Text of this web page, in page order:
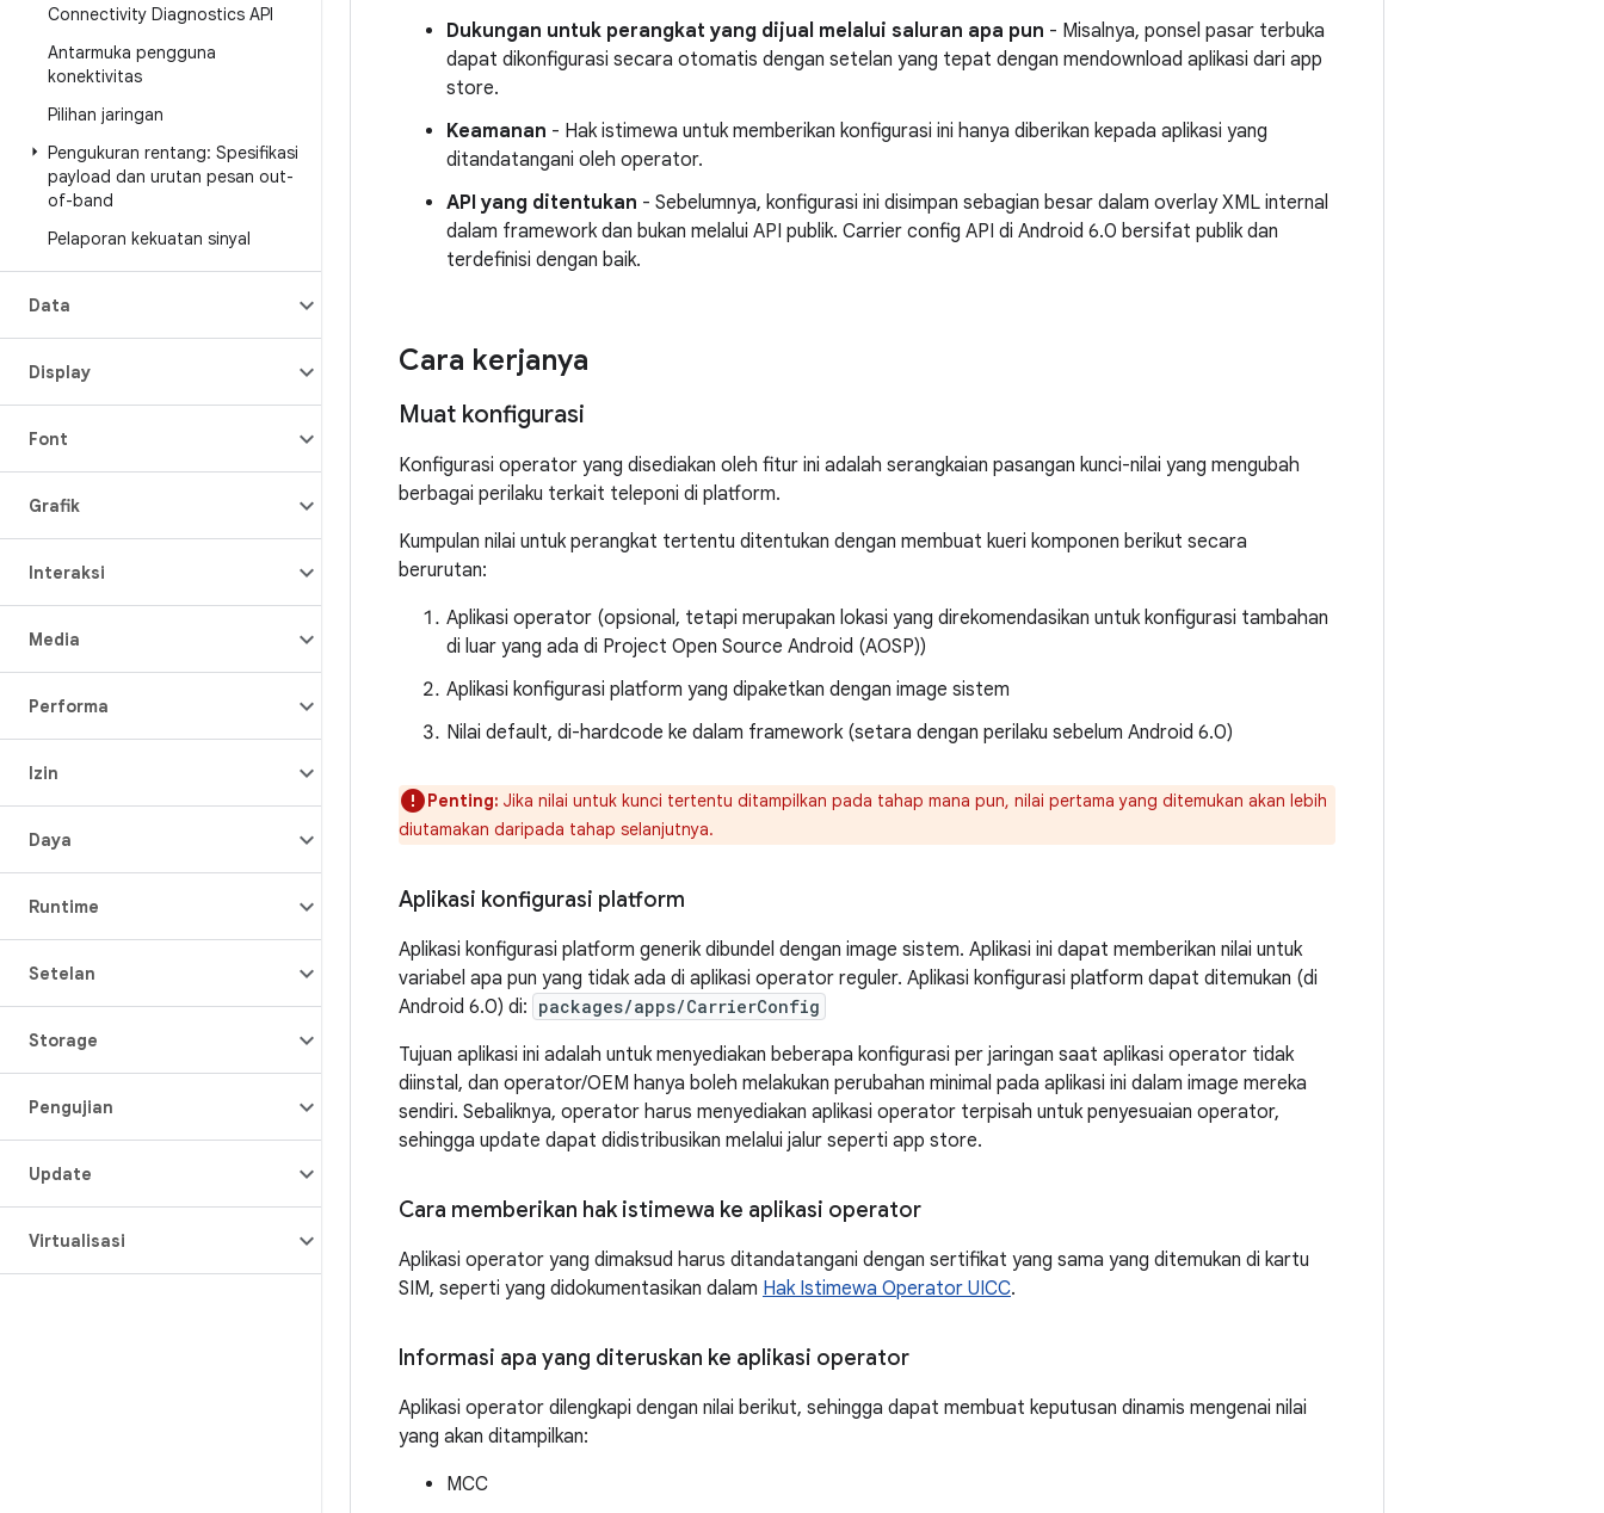
Connectivity Diagnostics API
Antarmuka pengguna
konektivitas
Pilihan jaringan
Pengukuran rentang: Spesifikasi
payload dan urutan pesan out-
of-band
Pelaporan kekuatan sinyal
Data
Display
Font
Grafik
Interaksi
Media
Performa
Izin
Daya
Runtime
Setelan
Storage
Pengujian
Update
Virtualisasi
Dukungan untuk perangkat yang dijual melalui saluran apa pun - Misalnya, ponsel pasar terbuka
dapat dikonfigurasi secara otomatis dengan setelan yang tepat dengan mendownload aplikasi dari app
store.
Keamanan - Hak istimewa untuk memberikan konfigurasi ini hanya diberikan kepada aplikasi yang
ditandatangani oleh operator.
API yang ditentukan - Sebelumnya, konfigurasi ini disimpan sebagian besar dalam overlay XML internal
dalam framework dan bukan melalui API publik. Carrier config API di Android 6.0 bersifat publik dan
terdefinisi dengan baik.
Cara kerjanya
Muat konfigurasi
Konfigurasi operator yang disediakan oleh fitur ini adalah serangkaian pasangan kunci-nilai yang mengubah
berbagai perilaku terkait teleponi di platform.
Kumpulan nilai untuk perangkat tertentu ditentukan dengan membuat kueri komponen berikut secara
berurutan:
Aplikasi operator (opsional, tetapi merupakan lokasi yang direkomendasikan untuk konfigurasi tambahan
di luar yang ada di Project Open Source Android (AOSP))
Aplikasi konfigurasi platform yang dipaketkan dengan image sistem
Nilai default, di-hardcode ke dalam framework (setara dengan perilaku sebelum Android 6.0)
Penting: Jika nilai untuk kunci tertentu ditampilkan pada tahap mana pun, nilai pertama yang ditemukan akan lebih
diutamakan daripada tahap selanjutnya.
Aplikasi konfigurasi platform
Aplikasi konfigurasi platform generik dibundel dengan image sistem. Aplikasi ini dapat memberikan nilai untuk
variabel apa pun yang tidak ada di aplikasi operator reguler. Aplikasi konfigurasi platform dapat ditemukan (di
Android 6.0) di: packages/apps/CarrierConfig
Tujuan aplikasi ini adalah untuk menyediakan beberapa konfigurasi per jaringan saat aplikasi operator tidak
diinstal, dan operator/OEM hanya boleh melakukan perubahan minimal pada aplikasi ini dalam image mereka
sendiri. Sebaliknya, operator harus menyediakan aplikasi operator terpisah untuk penyesuaian operator,
sehingga update dapat didistribusikan melalui jalur seperti app store.
Cara memberikan hak istimewa ke aplikasi operator
Aplikasi operator yang dimaksud harus ditandatangani dengan sertifikat yang sama yang ditemukan di kartu
SIM, seperti yang didokumentasikan dalam Hak Istimewa Operator UICC.
Informasi apa yang diteruskan ke aplikasi operator
Aplikasi operator dilengkapi dengan nilai berikut, sehingga dapat membuat keputusan dinamis mengenai nilai
yang akan ditampilkan:
MCC